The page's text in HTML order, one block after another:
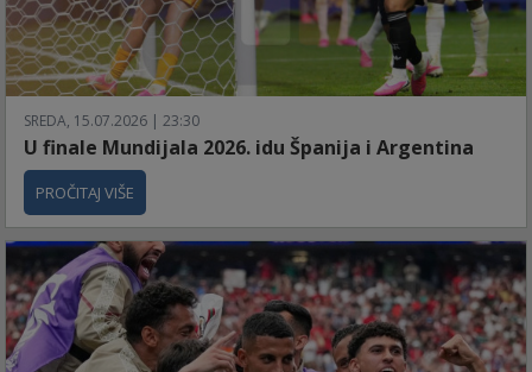
SREDA, 15.07.2026 | 23:30
U finale Mundijala 2026. idu Španija i Argentina
PROČITAJ VIŠE